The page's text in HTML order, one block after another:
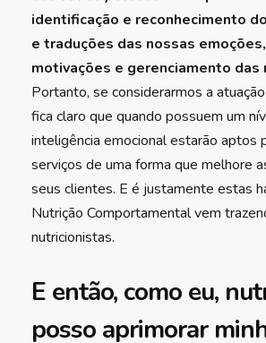
identificação e reconhecimento
e traduções das nossas
motivações e gerenciamento das
Portanto, se considerarmos a
fica claro que quando possuem um
inteligência emocional estarão aptos
serviços de uma forma que melhore
seus clientes. E é justamente estas
Nutrição Comportamental vem
nutricionistas.
E então, como eu,
posso aprimorar